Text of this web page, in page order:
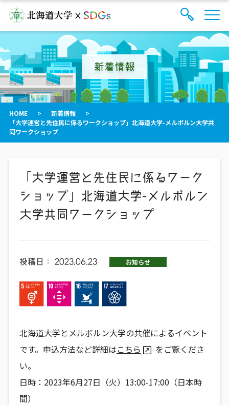
索
フ
ォ
ー
を
開
閉
る
イ
ト
内
メ
ニ
ュ
ー
新着情報
HOME > 新着情報
>
「大学運営と先住民に係るワークショップ」北海道大学-メルボルン大学共
同ワークショップ
「大学運営と先住民に係るワーク
ショップ」北海道大学-メルボルン
大学共同ワークショップ
投稿日： 2023.06.23 お知らせ
北海道大学とメルボルン大学の共催によるイベント
です。申込方法など詳細はこちら
をご覧くださ
い。
日時：2023年6月27日（火）13:00-17:00（日本時
間）